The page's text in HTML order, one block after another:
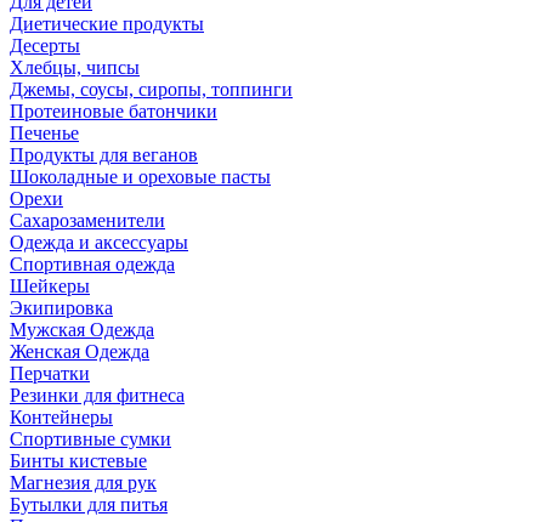
Диетические продукты
Десерты
Хлебцы, чипсы
Джемы, соусы, сиропы, топпинги
Протеиновые батончики
Печенье
Продукты для веганов
Шоколадные и ореховые пасты
Орехи
Сахарозаменители
Одежда и аксессуары
Спортивная одежда
Шейкеры
Экипировка
Мужская Одежда
Женская Одежда
Перчатки
Резинки для фитнеса
Контейнеры
Спортивные сумки
Бинты кистевые
Магнезия для рук
Бутылки для питья